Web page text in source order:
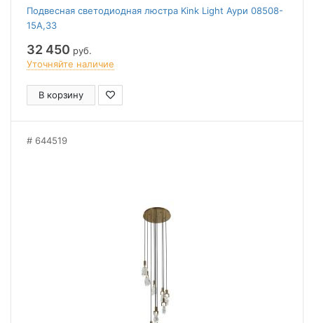
Подвесная светодиодная люстра Kink Light Аури 08508-
15A,33
32 450 руб.
Уточняйте наличие
В корзину
644519